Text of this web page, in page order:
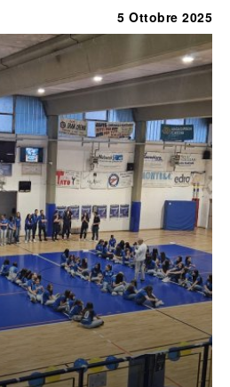
5 Ottobre 2025